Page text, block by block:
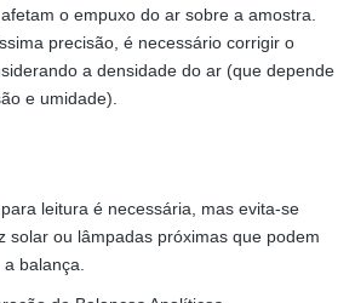
o empuxo do ar sobre a amostra.
precisão, é necessário corrigir o
a densidade do ar (que depende
e umidade).
leitura é necessária, mas evita-se
solar ou lâmpadas próximas que podem
balança.